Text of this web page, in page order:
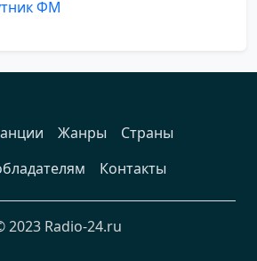
ФМ
Жанры
Страны
Контакты
2023 Radio-24.ru